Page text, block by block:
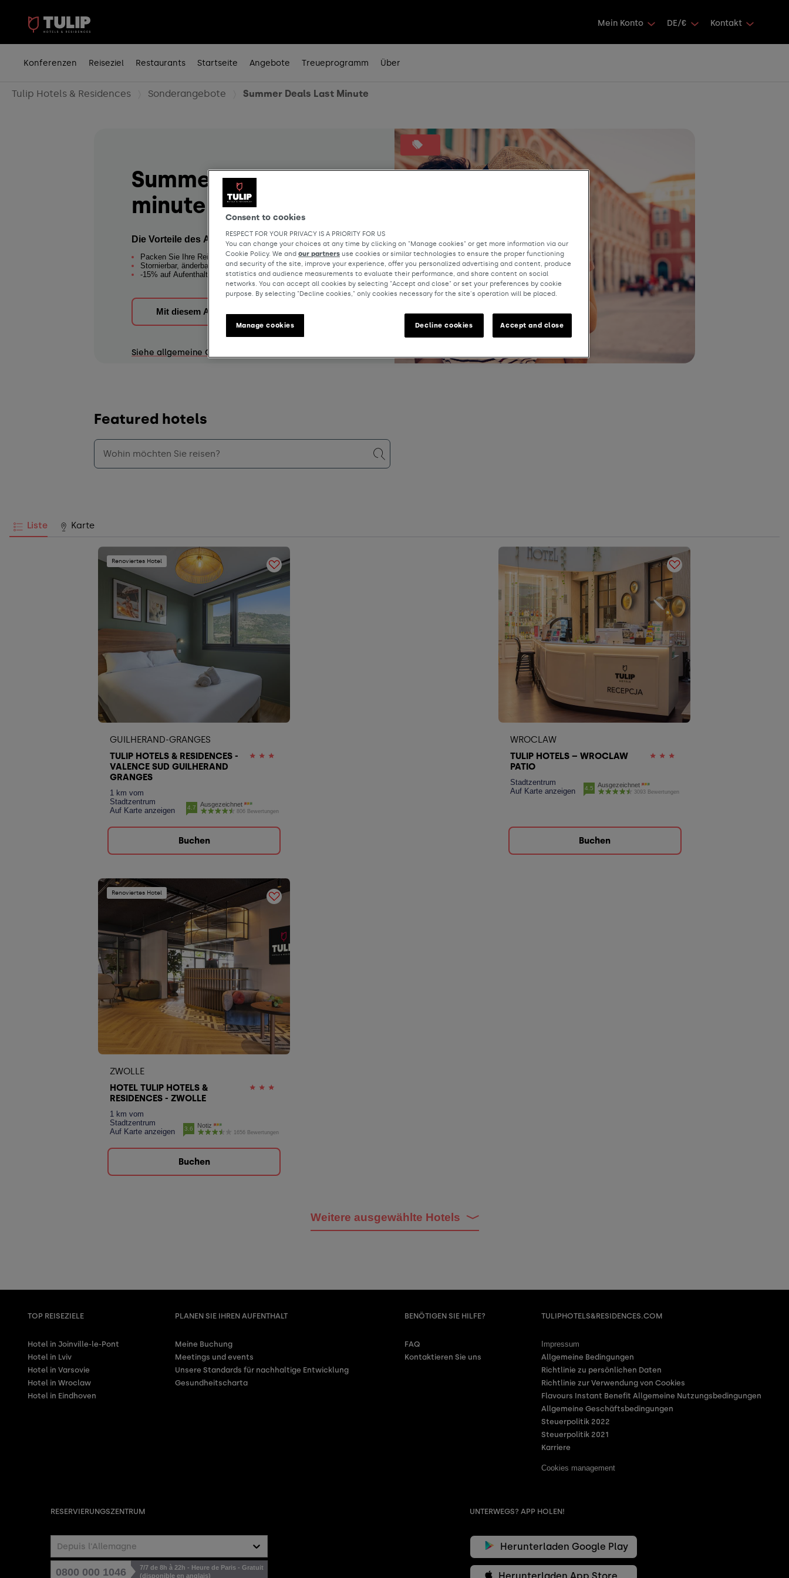
Mein Konto DE/€ Kontakt
Konferenzen Reiseziel Restaurants Startseite Angebote Treueprogramm Über
Tulip Hotels & Residences Sonderangebote Summer Deals Last Minute
Summer Deals last
minute
Die Vorteile des Angebots
Packen Sie Ihre Reiselust noch nicht weg
Stornierbar, änderbar, erstattbar
-15% auf Aufenthalte 07.07.26–06.09.26
Mit diesem Angebot buchen
Siehe allgemeine Geschäftsbedingungen
Featured hotels
Liste Karte
Renoviertes Hotel
GUILHERAND-GRANGES
TULIP HOTELS & RESIDENCES -
VALENCE SUD GUILHERAND
GRANGES
1 km vom
Stadtzentrum
Auf Karte anzeigen
4.7 Ausgezeichnet
806 Bewertungen
Buchen
WROCLAW
TULIP HOTELS – WROCLAW
PATIO
Stadtzentrum
Auf Karte anzeigen
4.5 Ausgezeichnet
3093 Bewertungen
Buchen
Renoviertes Hotel
ZWOLLE
HOTEL TULIP HOTELS &
RESIDENCES - ZWOLLE
1 km vom
Stadtzentrum
Auf Karte anzeigen
3.6 Notiz
1656 Bewertungen
Buchen
Weitere ausgewählte Hotels
TOP REISEZIELE
Hotel in Joinville-le-Pont
Hotel in Lviv
Hotel in Varsovie
Hotel in Wroclaw
Hotel in Eindhoven
PLANEN SIE IHREN AUFENTHALT
Meine Buchung
Meetings und events
Unsere Standards für nachhaltige Entwicklung
Gesundheitscharta
BENÖTIGEN SIE HILFE?
FAQ
Kontaktieren Sie uns
TULIPHOTELS&RESIDENCES.COM
Impressum
Allgemeine Bedingungen
Richtlinie zu persönlichen Daten
Richtlinie zur Verwendung von Cookies
Flavours Instant Benefit Allgemeine Nutzungsbedingungen
Allgemeine Geschäftsbedingungen
Steuerpolitik 2022
Steuerpolitik 2021
Karriere
Cookies management
RESERVIERUNGSZENTRUM
Depuis l'Allemagne
0800 000 1046
7/7 de 8h à 22h - Heure de Paris - Gratuit
(disponible en anglais)
UNTERWEGS? APP HOLEN!
Herunterladen Google Play
Consent to cookies
RESPECT FOR YOUR PRIVACY IS A PRIORITY FOR US
You can change your choices at any time by clicking on "Manage cookies" or get more information via our
Cookie Policy. We and our partners use cookies or similar technologies to ensure the proper functioning
and security of the site, improve your experience, offer you personalized advertising and content, produce
statistics and audience measurements to evaluate their performance, and share content on social
networks. You can accept all cookies by selecting "Accept and close" or set your preferences by cookie
purpose. By selecting "Decline cookies," only cookies necessary for the site's operation will be placed.
Manage cookies Decline cookies Accept and close